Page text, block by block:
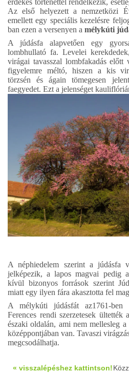
Az első helyezett a nemzetközi
emellett egy speciális kezelésre
ban ezen a versenyen a mélykúti
A júdásfa alapvetően egy
lombhullató fa. Levelei
virágai tavasszal lombfakadás előtt
figyelemre méltó, hiszen a kis
törzsén és ágain tömegesen
faegyedet. Ezt a jelenséget
A néphiedelem szerint a júdásfa
jelképezik, a lapos magvai pedig
kívül bizonyos források szerint
miatt egy ilyen fára akasztotta fel
A mélykúti júdásfát az1761-ben
Ferences rendi szerzetesek
északi oldalán, ami nem mellesleg
középpontjában van. Tavaszi
megcsodálhatja.
« visszalépéshez kattintson!